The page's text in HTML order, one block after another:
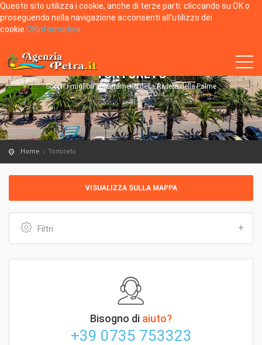
Questo sito utilizza i cookie, anche di terze parti: cliccando su OK o
proseguendo nella navigazione acconsenti all'utilizzo dei
cookie. OKInformativa
TORTORETO
Scopri i migliori appartamenti della Riviera delle Palme
Home Tortoreto
VISUALIZZA SULLA MAPPA
Filtri
Bisogno di aiuto?
+39 0735 753323